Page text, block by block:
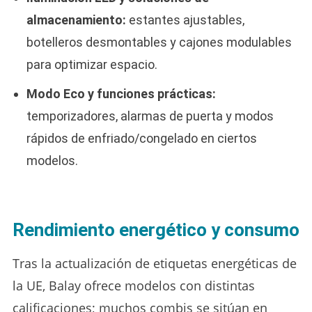
almacenamiento: estantes ajustables,
botelleros desmontables y cajones modulables
para optimizar espacio.
Modo Eco y funciones prácticas:
temporizadores, alarmas de puerta y modos
rápidos de enfriado/congelado en ciertos
modelos.
Rendimiento energético y consumo
Tras la actualización de etiquetas energéticas de
la UE, Balay ofrece modelos con distintas
calificaciones; muchos combis se sitúan en